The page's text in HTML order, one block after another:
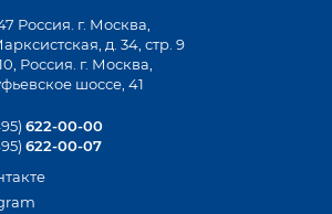
Россия. г. Москва,
д. 34, стр. 9
Россия. г. Москва,
шоссе, 41
622-00-00
622-00-07